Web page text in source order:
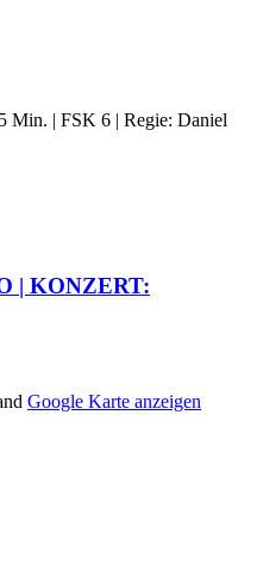
Min. | FSK 6 | Regie: Daniel
| KONZERT:
Google Karte anzeigen